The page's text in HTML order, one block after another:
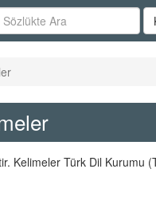
Kelimeler Türk Dil Kurumu